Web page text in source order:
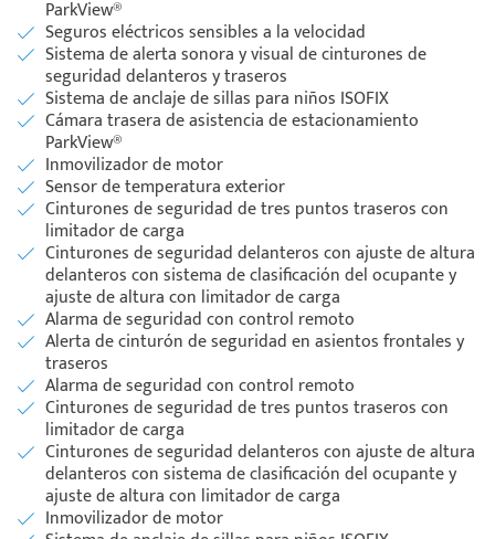
ParkView®
Seguros eléctricos sensibles a la velocidad
Sistema de alerta sonora y visual de cinturones de
seguridad delanteros y traseros
Sistema de anclaje de sillas para niños ISOFIX
Cámara trasera de asistencia de estacionamiento
ParkView®
Inmovilizador de motor
Sensor de temperatura exterior
Cinturones de seguridad de tres puntos traseros con
limitador de carga
Cinturones de seguridad delanteros con ajuste de altura
delanteros con sistema de clasificación del ocupante y
ajuste de altura con limitador de carga
Alarma de seguridad con control remoto
Alerta de cinturón de seguridad en asientos frontales y
traseros
Alarma de seguridad con control remoto
Cinturones de seguridad de tres puntos traseros con
limitador de carga
Cinturones de seguridad delanteros con ajuste de altura
delanteros con sistema de clasificación del ocupante y
ajuste de altura con limitador de carga
Inmovilizador de motor